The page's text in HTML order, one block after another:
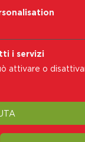
sulla privacy
i servizi
attivare o